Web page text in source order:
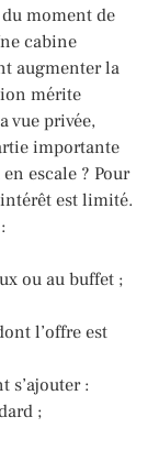
moment de
cabine
augmenter la
mérite
vue privée,
importante
escale ? Pour
est limité.
ou au buffet ;
l’offre est
s’ajouter :
;